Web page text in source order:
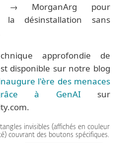
→ MorganArg pour
la désinstallation sans
approfondie de
disponible sur notre blog
l'ère des menaces
à GenAI sur
invisibles (affichés en couleur
couvrant des boutons spécifiques.